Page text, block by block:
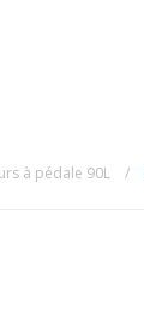
à pédale 90L